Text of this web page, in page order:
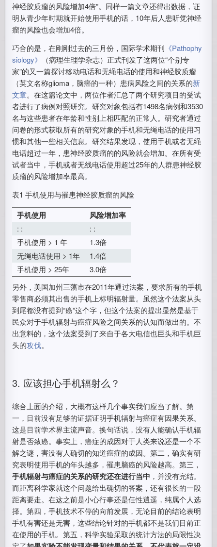
神经胶质瘤的风险增加4倍”。同样一篇文章还得出数据，证
明从青少年时期就开始使用手机的话，10年后人患听觉神经
瘤的风险也会增加4倍。
巧合的是，在刚刚过去的三月份，国际学术期刊 《Pathophy
siology》
（病理生理学杂志）正式刊发了这两位“个别专
家”的又一篇探讨移动电话和无绳电话的使用和神经胶质瘤
（英文名称glioma，脑癌的一种）患病风险之间的关系的新
文章。在这篇论文中，两位作者汇总了两个研究项目的受试
者进行了病例对照研究。研究对象包括有1498名病例和3530
名与这些患者在年龄和性别上相匹配的正常人。研究者通过
问卷的形式获取所有的研究对象的手机和无绳电话的使用习
惯和其他一些相关信息。研究结果发现，使用手机或者无绳
电话超过一年，患神经胶质瘤的的风险就会增加。在所有受
试者当中，手机或者无线电话使用超过25年的人群患神经胶
质瘤的风险增加率最高。
表1 手机使用与罹患神经胶质瘤的风险
手机使用 风险增加率
: :
: :
手机使用 > 1 年
1.3倍
无绳电话使用 > 1年
1.4倍
手机使用 > 25年
3.0倍
另外，美国加州三藩市在2011年通过法案，要求所有的手机
零售商必须其出售的手机上标明辐射量。虽然这个法案从头
到尾都没有提到“癌”这个字，但这个法案的提出显然是基于
民众对于手机辐射与癌症风险之间关系的认知而做出的。不
出意料的，这个法案受到了来自于各大电信也巨头和手机巨
头的攻伐。
3. 应该担心手机辐射么？
综合上面的介绍，大概有这样几个事实我们应当了解。第
一，目前没有足够的证据证明手机辐射与癌症有因果关系。
这是目前学术界主流声音。换句话说，没有人能确认手机辐
射是否致癌。事实上，癌症的成因对于人类来说还是一个不
解之谜，害没有人确切的知道癌症的成因。第二，确实有研
究表明使用手机的年头越多，罹患脑癌的风险越高。第三，
手机辐射与癌症的关系的研究还在进行当中 ，并没有完结。
而距离科学家就这个问题给出确切的答案，还有很长的一段
距离要走。在这之前是小心行事还是任性逍遥，纯属个人选
择。第四，手机技术不停的向前发展，无论目前的结论表明
手机有害还是无害，这些结论针对的手机都不是我们目前正
在使用的手机。第五，科学实验采取的统计方法的局限性决